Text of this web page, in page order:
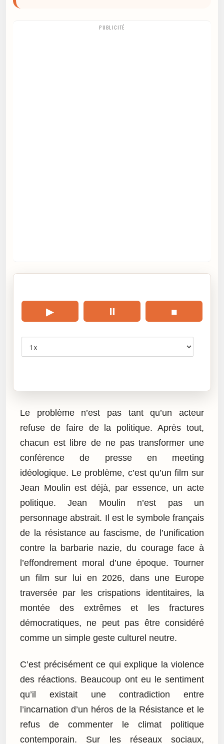
PUBLICITÉ
▶ ⏸ ■
Le problème n’est pas tant qu’un acteur
refuse de faire de la politique. Après tout,
chacun est libre de ne pas transformer une
conférence de presse en meeting
idéologique. Le problème, c’est qu’un film sur
Jean Moulin est déjà, par essence, un acte
politique. Jean Moulin n’est pas un
personnage abstrait. Il est le symbole français
de la résistance au fascisme, de l’unification
contre la barbarie nazie, du courage face à
l’effondrement moral d’une époque. Tourner
un film sur lui en 2026, dans une Europe
traversée par les crispations identitaires, la
montée des extrêmes et les fractures
démocratiques, ne peut pas être considéré
comme un simple geste culturel neutre.
C’est précisément ce qui explique la violence
des réactions. Beaucoup ont eu le sentiment
qu’il existait une contradiction entre
l’incarnation d’un héros de la Résistance et le
refus de commenter le climat politique
contemporain. Sur les réseaux sociaux,